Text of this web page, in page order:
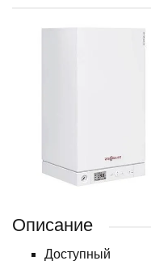
Описание
Доступный